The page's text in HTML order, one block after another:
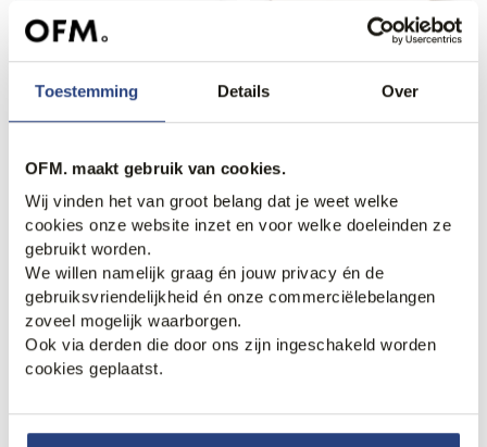
Toestemming Details Over
OFM. maakt gebruik van cookies.
Wij vinden het van groot belang dat je weet welke
cookies onze website inzet en voor welke doeleinden ze
gebruikt worden.
We willen namelijk graag én jouw privacy én de
gebruiksvriendelijkheid én onze commerciëlebelangen
zoveel mogelijk waarborgen.
Ook via derden die door ons zijn ingeschakeld worden
cookies geplaatst.
40% korting
Mason Garments Tia Sport
Cycleur de Luxe Commuter
Cycleur de Luxe Toboggan
Nubikk Jase Morris